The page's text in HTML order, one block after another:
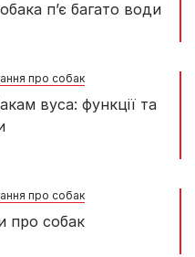
п’є багато води
про собак
вуса: функції та
про собак
про собак